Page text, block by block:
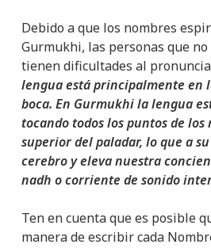
Debido a que los nombres
Gurmukhi, las personas que
tienen dificultades al
lengua está principalmente en
boca. En Gurmukhi la lengua
tocando todos los puntos de
superior del paladar, lo que a
cerebro y eleva nuestra
nadh o corriente de sonido
Ten en cuenta que es posible
manera de escribir cada